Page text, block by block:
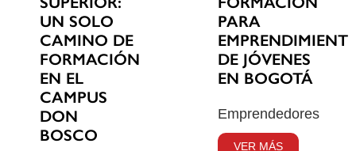
UN SOLO
CAMINO DE
FORMACIÓN
EN EL
CAMPUS
DON
BOSCO
PARA
DE JÓVENES
EN BOGOTÁ
Emprendedores
VER MÁS